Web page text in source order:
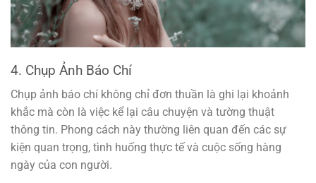
4. Chụp Ảnh Báo Chí
Chụp ảnh báo chí không chỉ đơn thuần là ghi lại khoảnh
khắc mà còn là việc kể lại câu chuyện và tường thuật
thông tin. Phong cách này thường liên quan đến các sự
kiện quan trọng, tình huống thực tế và cuộc sống hàng
ngày của con người.